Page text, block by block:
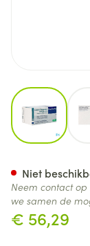
View
€ 56,29
Niet
Neem contact
we samen de